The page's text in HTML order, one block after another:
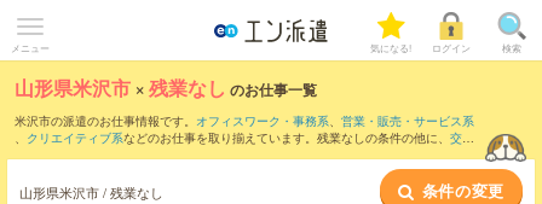
メニュー 気になる! ログイン 検索
山形県米沢市 ×残業なし のお仕事一覧
米沢市の派遣のお仕事情報です。 オフィスワーク・事務系、 営業・販売・サービス系
、 クリエイティブ系などのお仕事を取り揃えています。残業なしの条件の他に、 交通
山形県米沢市 / 残業なし 条件の変更